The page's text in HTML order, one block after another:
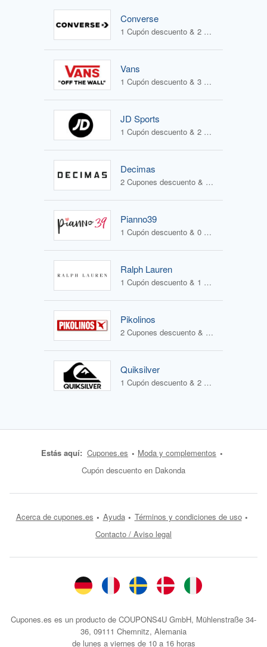
Converse
1 Cupón descuento & 2 Ofertas
Vans
1 Cupón descuento & 3 Ofertas
JD Sports
1 Cupón descuento & 2 Ofertas
Decimas
2 Cupones descuento & 1 Oferta
Pianno39
1 Cupón descuento & 0 Ofertas
Ralph Lauren
1 Cupón descuento & 1 Oferta
Pikolinos
2 Cupones descuento & 2 Ofertas
Quiksilver
1 Cupón descuento & 2 Ofertas
Estás aquí: Cupones.es
Moda y complementos
Cupón descuento en Dakonda
Acerca de cupones.es Ayuda
Términos y condiciones de uso
Contacto / Aviso legal
Cupones.es es un producto de COUPONS4U GmbH, Mühlenstraße 34-
36, 09111 Chemnitz, Alemania
de lunes a viernes de 10 a 16 horas